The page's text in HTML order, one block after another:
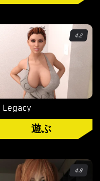
4.2
Legacy
遊ぶ
4.9